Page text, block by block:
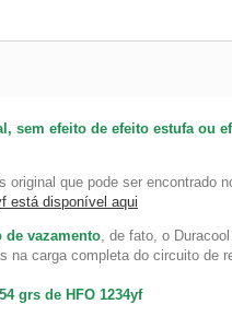
sem efeito de efeito estufa ou
original que pode ser encontrado
está disponível aqui
de vazamento, de fato, o Duracool
na carga completa do circuito de
grs de HFO 1234yf